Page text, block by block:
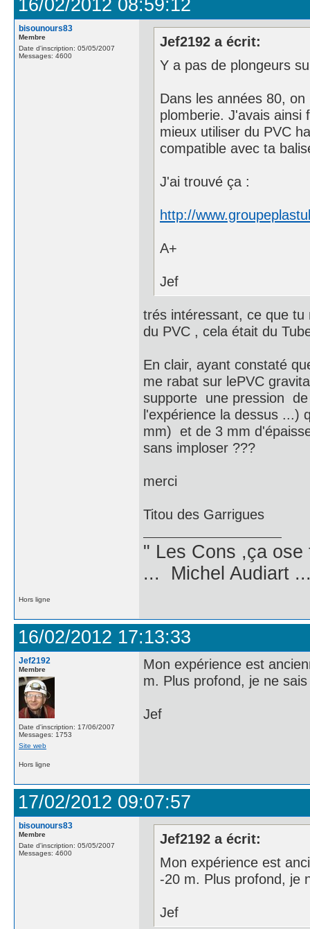
16/02/2012 08:59:12
bisounours83
Membre
Date d'inscription: 05/05/2007
Messages: 4600
Jef2192 a écrit:
Y a pas de plongeurs
Dans les années 80,
plomberie. J'avais ainsi
mieux utiliser du PVC
compatible avec ta
J'ai trouvé ça :
http://
A+
Jef
trés intéressant, ce que
du PVC , cela était du
En clair, ayant constaté
me rabat sur lePVC
supporte une pression
l'expérience la dessus ...)
mm) et de 3 mm
sans imploser ???
merci
Titou des Garrigues
" Les Cons ,ça
... Michel Audiart
Hors ligne
16/02/2012 17:13:33
Jef2192
Membre
Date d'inscription: 17/06/2007
Messages: 1753
Site web
Mon expérience est
m. Plus profond, je ne
Jef
Hors ligne
17/02/2012 09:07:57
bisounours83
Membre
Date d'inscription: 05/05/2007
Messages: 4600
Jef2192 a écrit:
Mon expérience est
-20 m. Plus profond, je
Jef